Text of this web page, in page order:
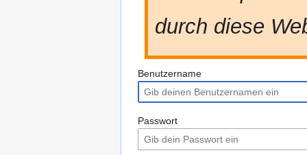
durch diese
Benutzername
Passwort